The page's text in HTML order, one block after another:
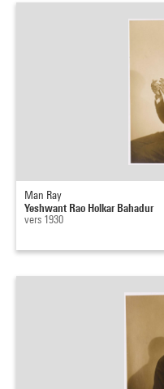
Man Ray
Yeshwant Rao Holkar Bahadur
vers 1930